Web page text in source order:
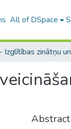
All of DSpace
Abstract